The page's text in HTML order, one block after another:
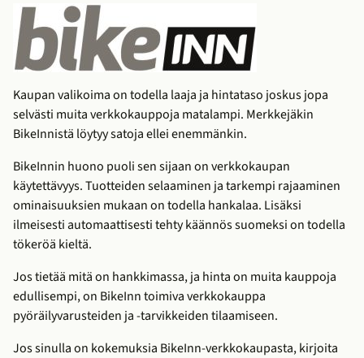
Kaupan valikoima on todella laaja ja hintataso joskus jopa
selvästi muita verkkokauppoja matalampi. Merkkejäkin
BikeInnistä löytyy satoja ellei enemmänkin.
BikeInnin huono puoli sen sijaan on verkkokaupan
käytettävyys. Tuotteiden selaaminen ja tarkempi rajaaminen
ominaisuuksien mukaan on todella hankalaa. Lisäksi
ilmeisesti automaattisesti tehty käännös suomeksi on todella
tökeröä kieltä.
Jos tietää mitä on hankkimassa, ja hinta on muita kauppoja
edullisempi, on BikeInn toimiva verkkokauppa
pyöräilyvarusteiden ja -tarvikkeiden tilaamiseen.
Jos sinulla on kokemuksia BikeInn-verkkokaupasta, kirjoita